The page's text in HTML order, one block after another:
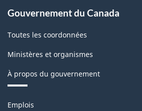
-
de
la
classification
Gouvernement du Canada
Toutes les coordonnées
Ministères et organismes
À propos du gouvernement
Thèmes
Emplois